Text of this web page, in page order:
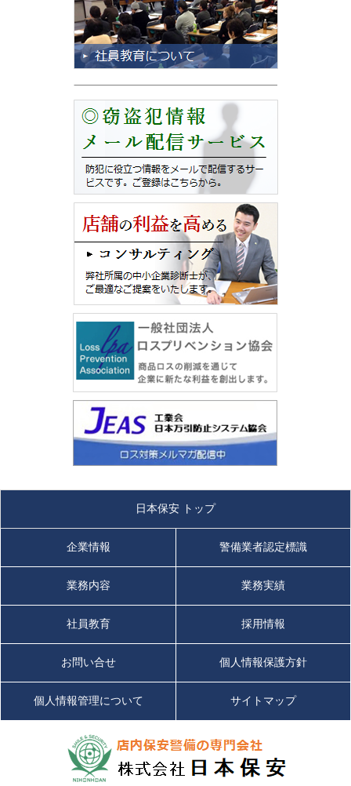
日本保安 トップ
企業情報 警備業者認定標識
業務内容 業務実績
社員教育 採用情報
お問い合せ 個人情報保護方針
個人情報管理について サイトマップ